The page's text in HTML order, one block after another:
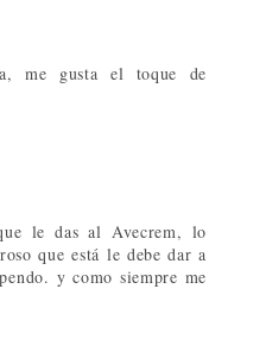
me gusta el toque de
le das al Avecrem, lo
que está le debe dar a
y como siempre me